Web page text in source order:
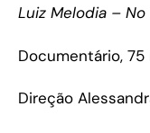
Luiz Melodia –
Documentário, 75
Direção